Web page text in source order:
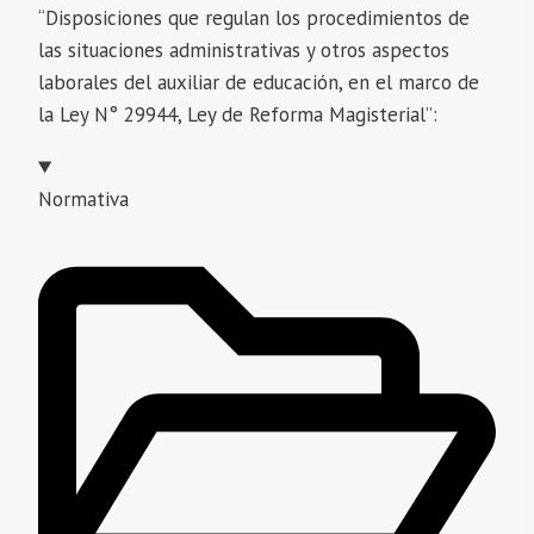
“Disposiciones que regulan los procedimientos de
las situaciones administrativas y otros aspectos
laborales del auxiliar de educación, en el marco de
la Ley N° 29944, Ley de Reforma Magisterial”:
Normativa